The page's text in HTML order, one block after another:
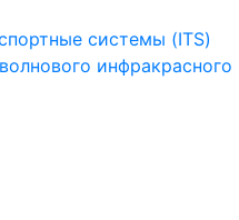
системы (ITS)
инфракрасного